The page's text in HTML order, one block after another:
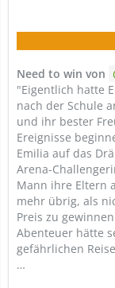
Need to win von
"Eigentlich hatte
nach der Schule
und ihr bester
Ereignisse
Emilia auf das
Arena-
Mann ihre Eltern
mehr übrig, als
Preis zu
Abenteuer hätte
gefährlichen Reise
…